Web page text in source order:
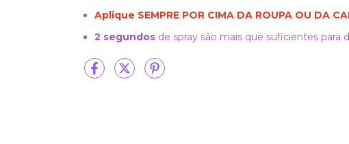
Aplique SEMPRE POR CIMA DA ROUPA OU DA
2 segundos de spray são mais que suficientes para